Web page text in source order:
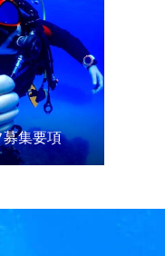
集要項